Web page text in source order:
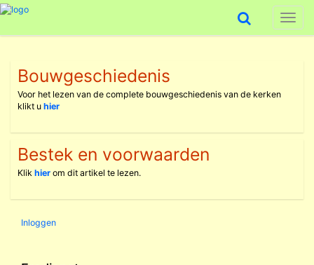
Bouwgeschiedenis
Voor het lezen van de complete bouwgeschiedenis van de kerken
klikt uhier
Bestek en voorwaarden
Klikhier om dit artikel te lezen.
Inloggen